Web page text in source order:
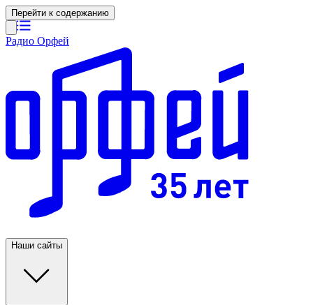
Перейти к содержанию
Радио Орфей
Наши сайты